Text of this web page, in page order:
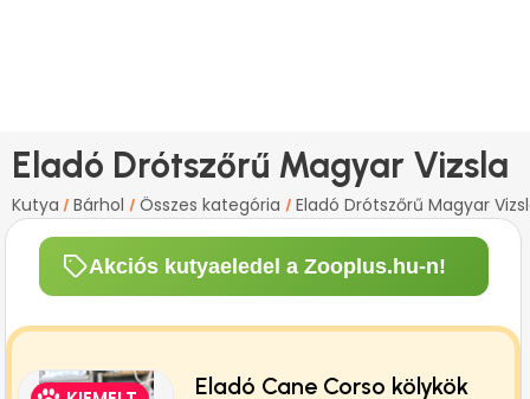
Eladó Drótszőrű Magyar Vizsla
Kutya / Bárhol / Összes kategória / Eladó Drótszőrű Magyar
Akciós kutyaeledel a Zooplus.hu-n!
Eladó Cane Corso kölykök